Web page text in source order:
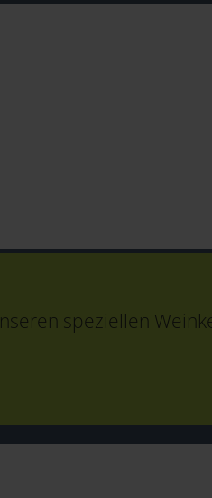
speziellen